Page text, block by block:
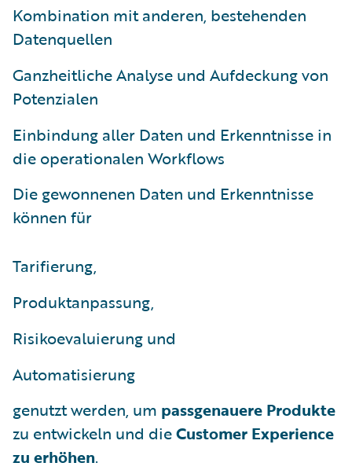
Kombination mit anderen, bestehenden
Datenquellen
Ganzheitliche Analyse und Aufdeckung von
Potenzialen
Einbindung aller Daten und Erkenntnisse in
die operationalen Workflows
Die gewonnenen Daten und Erkenntnisse
können für
Tarifierung,
Produktanpassung,
Risikoevaluierung und
Automatisierung
genutzt werden, um passgenauere Produkte
zu entwickeln und dieCustomer Experience
zu erhöhen.